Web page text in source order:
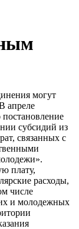
могут
апреле
субсидий из
связанных с
плату,
расходы,
числе
и молодежных